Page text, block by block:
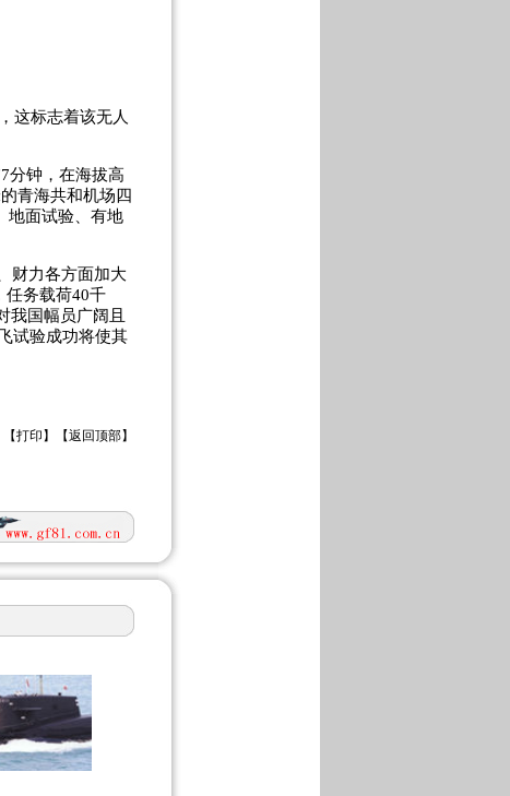
这标志着该无人
分钟，在海拔高
青海共和机场四
地面试验、有地
财力各方面加大
任务载荷40千
我国幅员广阔且
试验成功将使其
打印 】【返回顶部】